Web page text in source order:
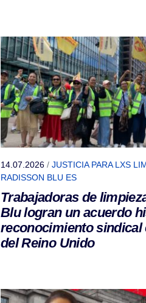
14.07.2026 / JUSTICIA PARA LXS
RADISSON BLU ES
Trabajadoras de
Blu logran un acuerdo
reconocimiento sindical
del Reino Unido